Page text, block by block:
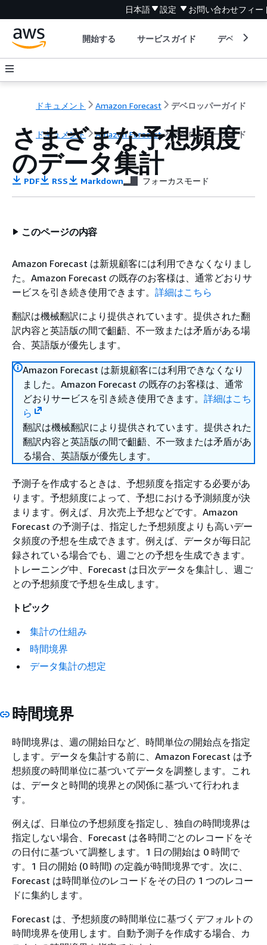
日本語 設定 お問い合わせフィー
開始する サービスガイド デベロッパ
ドキュメント Amazon Forecast デベロッパーガイド
ドキュメント Amazon Forecast デベロッパーガイド
さまざまな予想頻度
のデータ集計
PDF RSS Markdown フォーカスモード
このページの内容
Amazon Forecast は新規顧客には利用できなくなりまし
た。Amazon Forecast の既存のお客様は、通常どおりサ
ービスを引き続き使用できます。 詳細はこちら
翻訳は機械翻訳により提供されています。提供された翻
訳内容と英語版の間で齟齬、不一致または矛盾がある場
合、英語版が優先します。
Amazon Forecast は新規顧客には利用できなくなり
ました。Amazon Forecast の既存のお客様は、通常
どおりサービスを引き続き使用できます。 詳細はこち
ら
翻訳は機械翻訳により提供されています。提供された
翻訳内容と英語版の間で齟齬、不一致または矛盾があ
る場合、英語版が優先します。
予測子を作成するときは、予想頻度を指定する必要があ
ります。予想頻度によって、予想における予測頻度が決
まります。例えば、月次売上予想などです。Amazon
Forecast の予測子は、指定した予想頻度よりも高いデー
タ頻度の予想を生成できます。例えば、データが毎日記
録されている場合でも、週ごとの予想を生成できます。
トレーニング中、Forecast は日次データを集計し、週ご
との予想頻度で予想を生成します。
トピック
集計の仕組み
時間境界
データ集計の想定
時間境界
時間境界は、週の開始日など、時間単位の開始点を指定
します。データを集計する前に、Amazon Forecast は予
想頻度の時間単位に基づいてデータを調整します。これ
は、データと時間的境界との関係に基づいて行われま
す。
例えば、日単位の予想頻度を指定し、独自の時間境界は
指定しない場合、Forecast は各時間ごとのレコードをそ
の日付に基づいて調整します。1 日の開始は 0 時間で
す。1 日の開始 (0 時間) の定義が時間境界です。次に、
Forecast は時間単位のレコードをその日の 1 つのレコー
ドに集約します。
Forecast は、予想頻度の時間単位に基づくデフォルトの
時間境界を使用します。自動予測子を作成する場合、カ